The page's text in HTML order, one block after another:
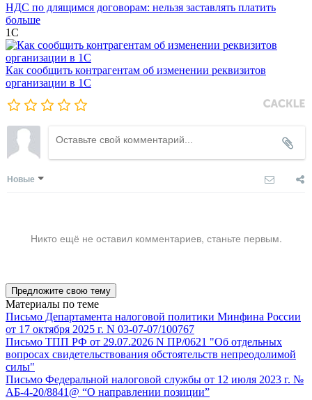
НДС по длящимся договорам: нельзя заставлять платить
больше
1С
Как сообщить контрагентам об изменении реквизитов
организации в 1C
Новые
Никто ещё не оставил комментариев, станьте первым.
Предложите свою тему
Материалы по теме
Письмо Департамента налоговой политики Минфина России
от 17 октября 2025 г. N 03-07-07/100767
Письмо ТПП РФ от 29.07.2026 N ПР/0621 "Об отдельных
вопросах свидетельствования обстоятельств непреодолимой
силы"
Письмо Федеральной налоговой службы от 12 июля 2023 г. №
АБ-4-20/8841@ “О направлении позиции”